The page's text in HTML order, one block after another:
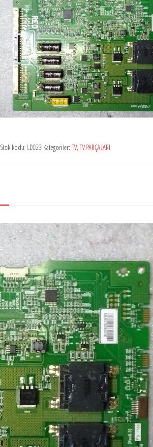
Stok kodu: LD023 Kategoriler: TV, TV PARÇALARI